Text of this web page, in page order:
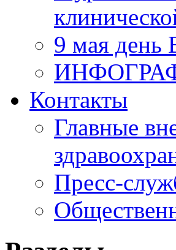
9 мая день
Контакты
Главные
Пресс-